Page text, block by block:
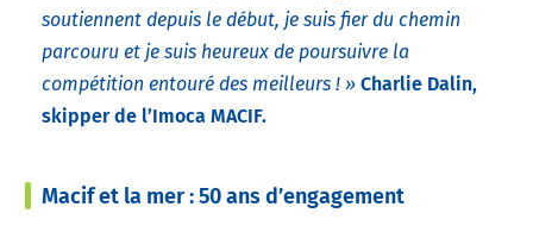
soutiennent depuis le début, je suis fier du chemin
parcouru et je suis heureux de poursuivre la
compétition entouré des meilleurs ! »Charlie Dalin,
skipper de l’Imoca MACIF.
Macif et la mer : 50 ans d’engagement